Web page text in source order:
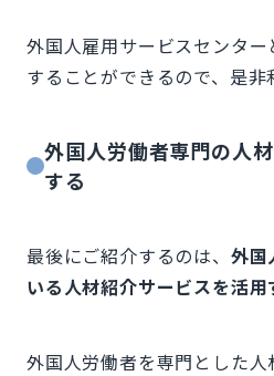
外国人雇用サービスセンタ
することができるので、是非
外国人労働者専門の人
する
最後にご紹介するのは、 外国
いる人材紹介サービスを活用
外国人労働者を専門とした